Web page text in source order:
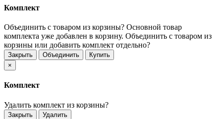
Комплект
Объединить с товаром из корзины? Основной товар
комплекта уже добавлен в корзину. Объединить с товаром из
корзины или добавить комплект отдельно?
Закрыть Объединить
Купить
×
Комплект
Удалить комплект из корзины?
Закрыть Удалить